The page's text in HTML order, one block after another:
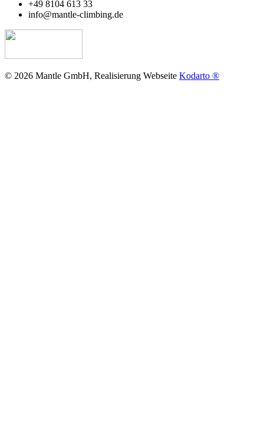
+49 8104 613 33
info@mantle-climbing.de
© 2026 Mantle GmbH, Realisierung Webseite Kodarto ®